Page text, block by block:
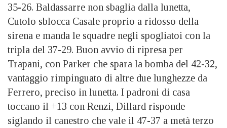
35-26. Baldassarre non sbaglia dalla lunetta,
Cutolo sblocca Casale proprio a ridosso della
sirena e manda le squadre negli spogliatoi con la
tripla del 37-29. Buon avvio di ripresa per
Trapani, con Parker che spara la bomba del 42-32,
vantaggio rimpinguato di altre due lunghezze da
Ferrero, preciso in lunetta. I padroni di casa
toccano il +13 con Renzi, Dillard risponde
siglando il canestro che vale il 47-37 a metà terzo